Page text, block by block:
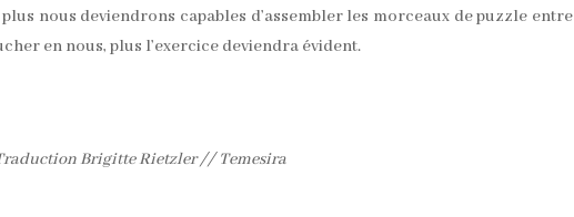
nous deviendrons capables d’assembler les morceaux de puzzle entre
en nous, plus l’exercice deviendra évident.
Brigitte Rietzler // Temesira